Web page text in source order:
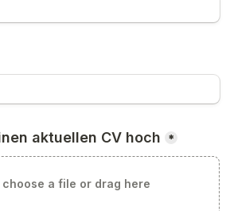
aktuellen CV hoch *
a file or drag here